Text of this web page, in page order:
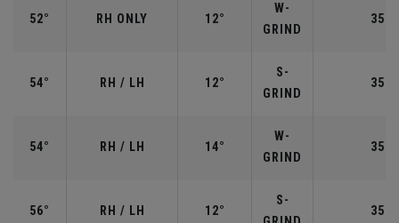
52° RH ONLY 12°
W-
GRIND
54° RH / LH 12°
S-
GRIND
54° RH / LH 14°
W-
GRIND
56° RH / LH 12°
S-